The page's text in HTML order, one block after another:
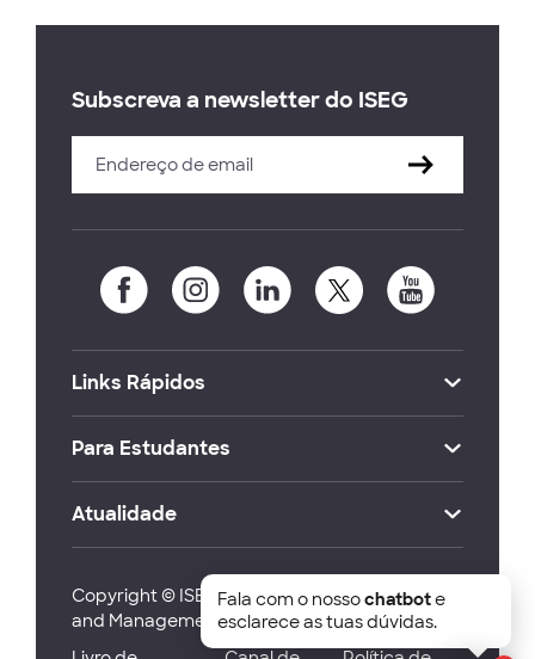
Subscreva a newsletter do ISEG
Links Rápidos
Para Estudantes
Atualidade
Copyright © ISEG Lisbon School of Economics
and Management 2026
Fala com o nossochatbote
esclarece as tuas dúvidas.